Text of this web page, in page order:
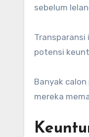
sebelum
Transparansi
potensi
Banyak
mereka